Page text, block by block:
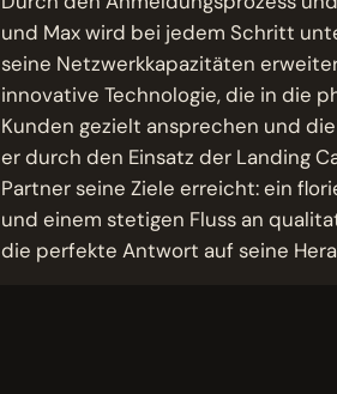
und Max wird bei jedem Schritt
seine Netzwerkkapazitäten
innovative Technologie, die in die
Kunden gezielt ansprechen und
er durch den Einsatz der Landing
Partner seine Ziele erreicht: ein
und einem stetigen Fluss an
die perfekte Antwort auf seine